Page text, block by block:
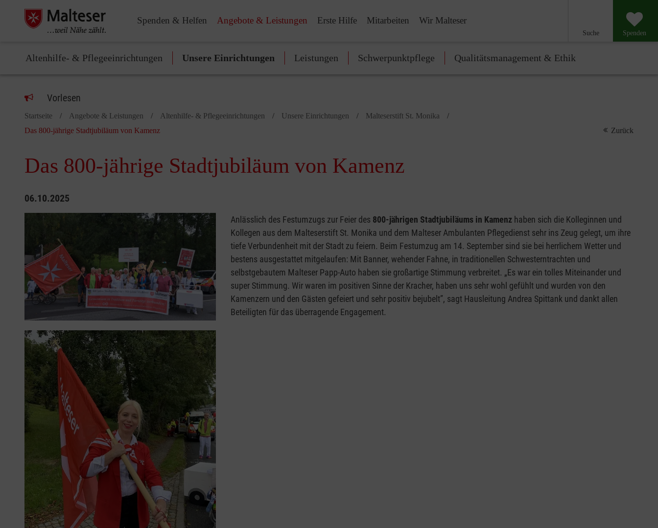
Spenden & Helfen Angebote & Leistungen Erste Hilfe Mitarbeiten Wir Malteser
Suche Spenden
Altenhilfe- & Pflegeeinrichtungen Unsere Einrichtungen Leistungen Schwerpunktpflege Qualitätsmanagement & Ethik
Vorlesen
Startseite Angebote & Leistungen Altenhilfe- & Pflegeeinrichtungen Unsere Einrichtungen
Malteserstift St. Monika
Das 800-jährige Stadtjubiläum von Kamenz
Zurück
Das 800-jährige Stadtjubiläum von Kamenz
06.10.2025
Anlässlich des Festumzugs zur Feier des 800-jährigen Stadtjubiläums in Kamenzhaben sich die Kolleginnen und
Kollegen aus dem Malteserstift St. Monika und dem Malteser Ambulanten Pflegedienst sehr ins Zeug gelegt, um ihre
tiefe Verbundenheit mit der Stadt zu feiern. Beim Festumzug am 14. September sind sie bei herrlichem Wetter und
bestens ausgestattet mitgelaufen: Mit Banner, wehender Fahne, in traditionellen Schwesterntrachten und
selbstgebautem Malteser Papp-Auto haben sie großartige Stimmung verbreitet. „Es war ein tolles Miteinander und
super Stimmung. Wir waren im positiven Sinne der Kracher, haben uns sehr wohl gefühlt und wurden von den
Kamenzern und den Gästen gefeiert und sehr positiv bejubelt”, sagt Hausleitung Andrea Spittank und dankt allen
Beteiligten für das überragende Engagement.